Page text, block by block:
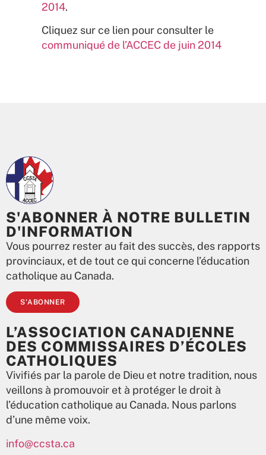
2014.
Cliquez sur ce lien pour consulter le
communiqué de l’ACCEC de juin 2014
S'ABONNER À NOTRE BULLETIN
D'INFORMATION
Vous pourrez rester au fait des succès, des rapports
provinciaux, et de tout ce qui concerne l’éducation
catholique au Canada.
S'ABONNER
L’ASSOCIATION CANADIENNE
DES COMMISSAIRES D’ÉCOLES
CATHOLIQUES
Vivifiés par la parole de Dieu et notre tradition, nous
veillons à promouvoir et à protéger le droit à
l’éducation catholique au Canada. Nous parlons
d’une même voix.
info@ccsta.ca